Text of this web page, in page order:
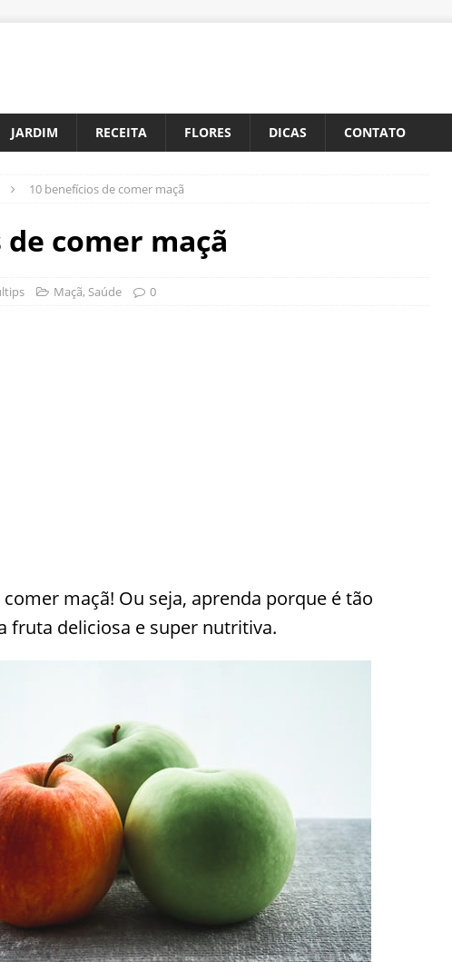
JARDIM RECEITA FLORES DICAS CONTATO
10 benefícios de comer maçã
comer maçã
Maçã, Saúde 0
maçã! Ou seja, aprenda porque é tão
fruta deliciosa e super nutritiva.